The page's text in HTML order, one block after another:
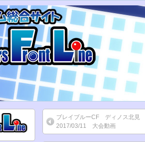
ブレイブルーCF ディノス北
2017/03/11 大会動画